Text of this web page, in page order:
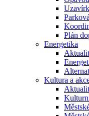
Plán
Energetika
Kultura a